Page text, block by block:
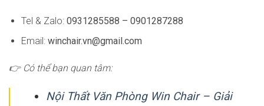
Tel & Zalo: 0931285588 – 0901287288
Email: winchair.vn@gmail.com
👉 Có thể bạn quan tâm:
Nội Thất Văn Phòng Win Chair – Giải